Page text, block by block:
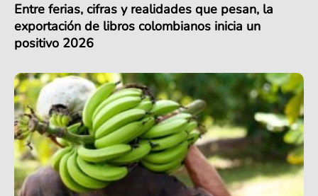
Entre ferias, cifras y realidades que pesan, la
exportación de libros colombianos inicia un
positivo 2026